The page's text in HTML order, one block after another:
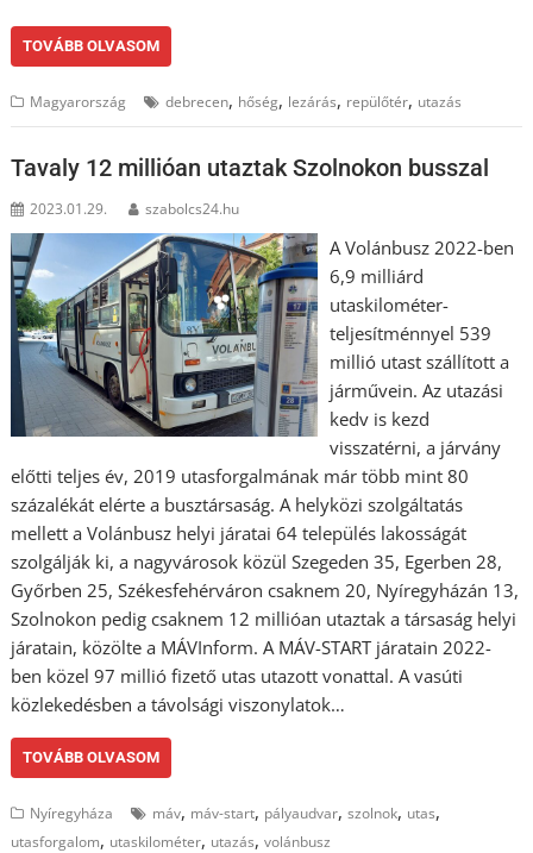
TOVÁBB OLVASOM
Magyarország debrecen, hőség, lezárás, repülőtér, utazás
Tavaly 12 millióan utaztak Szolnokon busszal
2023.01.29. szabolcs24.hu
A Volánbusz 2022-ben
6,9 milliárd
utaskilométer-
teljesítménnyel 539
millió utast szállított a
járművein. Az utazási
kedv is kezd
visszatérni, a járvány
előtti teljes év, 2019 utasforgalmának már több mint 80
százalékát elérte a busztársaság. A helyközi szolgáltatás
mellett a Volánbusz helyi járatai 64 település lakosságát
szolgálják ki, a nagyvárosok közül Szegeden 35, Egerben 28,
Győrben 25, Székesfehérváron csaknem 20, Nyíregyházán 13,
Szolnokon pedig csaknem 12 millióan utaztak a társaság helyi
járatain, közölte a MÁVInform. A MÁV-START járatain 2022-
ben közel 97 millió fizető utas utazott vonattal. A vasúti
közlekedésben a távolsági viszonylatok…
TOVÁBB OLVASOM
Nyíregyháza máv, máv-start, pályaudvar,szolnok, utas,
utasforgalom, utaskilométer, utazás,volánbusz